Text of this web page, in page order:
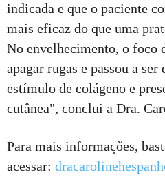
indicada e que o paciente
mais eficaz do que uma
No envelhecimento, o foco
apagar rugas e passou a
estímulo de colágeno e
cutânea", conclui a Dra.
Para mais informações,
acessar: